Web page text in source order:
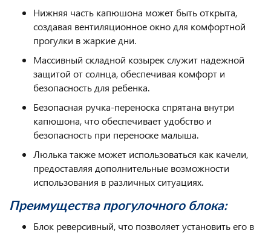
Нижняя часть капюшона может быть открыта,
создавая вентиляционное окно для комфортной
прогулки в жаркие дни.
Массивный складной козырек служит надежной
защитой от солнца, обеспечивая комфорт и
безопасность для ребенка.
Безопасная ручка-переноска спрятана внутри
капюшона, что обеспечивает удобство и
безопасность при переноске малыша.
Люлька также может использоваться как качели,
предоставляя дополнительные возможности
использования в различных ситуациях.
Преимущества прогулочного блока:
Блок реверсивный, что позволяет установить его в